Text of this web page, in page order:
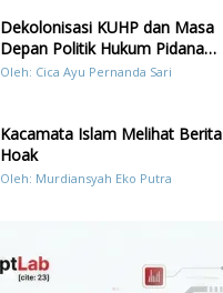
Dekolonisasi KUHP dan Masa
Depan Politik Hukum Pidana
Indonesia
Oleh: Cica Ayu Pernanda Sari
Kacamata Islam Melihat Berita
Hoak
Oleh: Murdiansyah Eko Putra